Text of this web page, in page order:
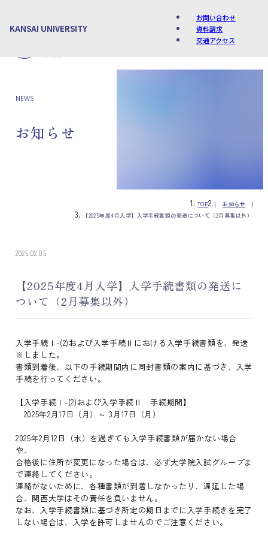
KANSAI UNIVERSITY
お問い合わせ
資料請求
交通アクセス
NEWS
お知らせ
TOP
お知らせ
【2025年度4月入学】入学手続書類の発送について（2月募集以外）
2025.02.05
【2025年度4月入学】入学手続書類の発送に
ついて（2月募集以外）
入学手続Ⅰ-(2)および入学手続Ⅱにおける入学手続書類を、発送
※しました。
書類到着後、以下の手続期間内に同封書類の案内に基づき、入学
手続を行ってください。
【入学手続Ⅰ-(2)および入学手続Ⅱ 手続期間】
2025年2月17日（月）～ 3月17日（月）
2025年2月12日（水）を過ぎても入学手続書類が届かない場合
や、
合格後に住所が変更になった場合は、必ず大学院入試グループま
で連絡してください。
連絡がないために、各種書類が到着しなかったり、遅延した場
合、関西大学はその責任を負いません。
なお、入学手続書類に基づき所定の期日までに入学手続きを完了
しない場合は、入学を許可しませんのでご注意ください。